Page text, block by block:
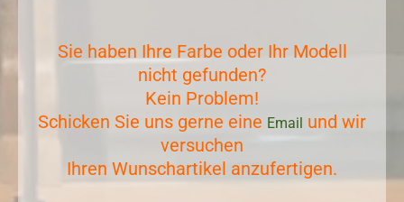
Sie haben Ihre Farbe oder Ihr Modell
nicht gefunden?
Kein Problem!
Schicken Sie uns gerne eine Email und wir
versuchen
Ihren Wunschartikel anzufertigen.